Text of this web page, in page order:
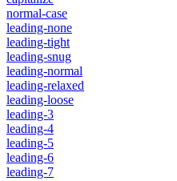
normal-case
leading-none
leading-tight
leading-snug
leading-normal
leading-relaxed
leading-loose
leading-3
leading-4
leading-5
leading-6
leading-7